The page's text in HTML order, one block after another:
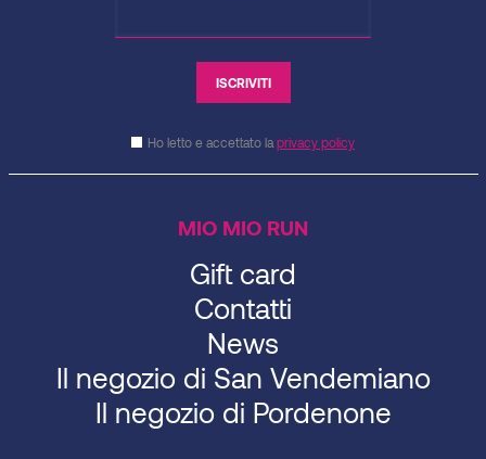
Ho letto e accettato la privacy policy
MIO MIO RUN
Gift card
Contatti
News
Il negozio di San Vendemiano
Il negozio di Pordenone